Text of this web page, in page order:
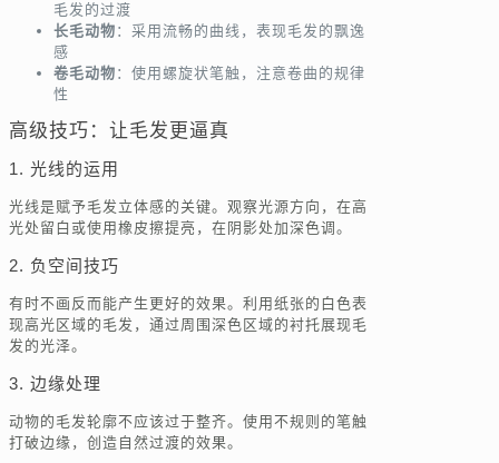
毛发的过渡
长毛动物 ：采用流畅的曲线，表现毛发的飘逸
感
卷毛动物 ：使用螺旋状笔触，注意卷曲的规律
性
高级技巧：让毛发更逼真
1. 光线的运用
光线是赋予毛发立体感的关键。观察光源方向，在高
光处留白或使用橡皮擦提亮，在阴影处加深色调。
2. 负空间技巧
有时不画反而能产生更好的效果。利用纸张的白色表
现高光区域的毛发，通过周围深色区域的衬托展现毛
发的光泽。
3. 边缘处理
动物的毛发轮廓不应该过于整齐。使用不规则的笔触
打破边缘，创造自然过渡的效果。